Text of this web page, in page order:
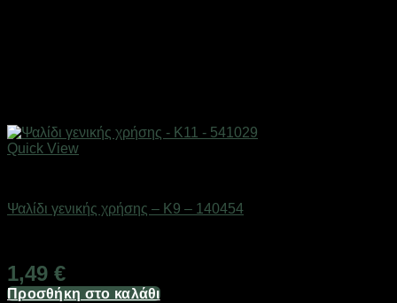
Quick View
Ψαλίδι γενικής χρήσης – K9 – 140454
1,49 €
Προσθήκη στο καλάθι